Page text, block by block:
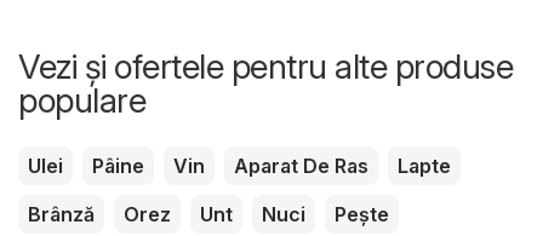
Vezi și ofertele pentru alte produse
populare
Ulei Pâine Vin Aparat De Ras
Lapte
Brânză
Orez Unt Nuci
Pește